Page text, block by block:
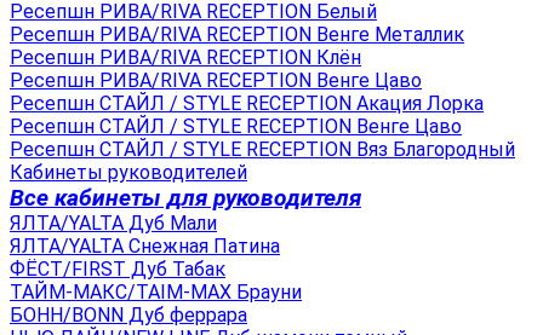
Ресепшн РИВА/RIVA RECEPTION Белый
Ресепшн РИВА/RIVA RECEPTION Венге Металлик
Ресепшн РИВА/RIVA RECEPTION Клён
Ресепшн РИВА/RIVA RECEPTION Венге Цаво
Ресепшн СТАЙЛ / STYLE RECEPTION Акация Лорка
Ресепшн СТАЙЛ / STYLE RECEPTION Венге Цаво
Ресепшн СТАЙЛ / STYLE RECEPTION Вяз Благородный
Кабинеты руководителей
Все кабинеты для руководителя
ЯЛТА/YALTA Дуб Мали
ЯЛТА/YALTA Снежная Патина
ФЁСТ/FIRST Дуб Табак
ТАЙМ-МАКС/TAIM-MAX Брауни
БОНН/BONN Дуб феррара